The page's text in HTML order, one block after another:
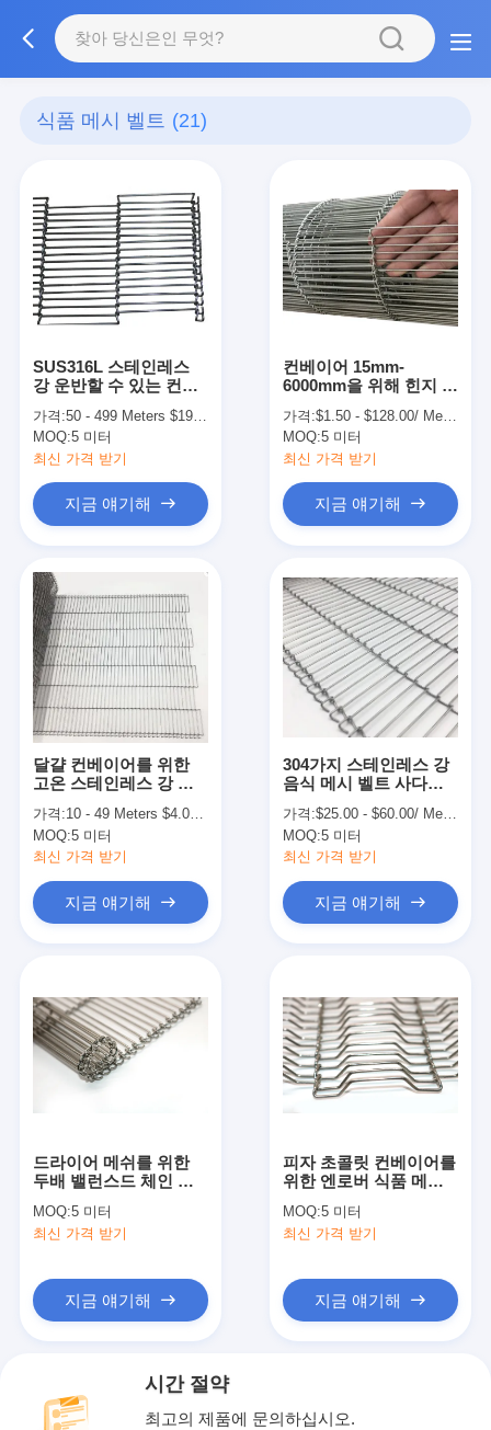
식품 메시 벨트 (21)
SUS316L 스테인레스
강 운반할 수 있는 컨베
가격:50 - 499 Meters $19.00， >=500 Meters $18.00
MOQ:5 미터
최신 가격 받기
지금 얘기해
컨베이어 15mm-
6000mm을 위해 힌지 강
르는 주형
가격:$1.50 - $128.00/ Meter|15 Meter/Meters(Min. Order)
MOQ:5 미터
최신 가격 받기
지금 얘기해
달걀 컨베이어를 위한
고온 스테인레스 강 엔
가격:10 - 49 Meters $4.00， 50 - 99 Meters $3.00， >=100 Meters $1.80
MOQ:5 미터
최신 가격 받기
지금 얘기해
304가지 스테인레스 강
음식 메시 벨트 사다리
가격:$25.00 - $60.00/ Meter|1 Meter/Meters(Min. Order)
MOQ:5 미터
최신 가격 받기
지금 얘기해
드라이어 메쉬를 위한
두배 밸런스드 체인 스
콘베어
MOQ:5 미터
최신 가격 받기
지금 얘기해
피자 초콜릿 컨베이어를
위한 엔로버 식품 메시
급하는 물질
MOQ:5 미터
최신 가격 받기
지금 얘기해
시간 절약
최고의 제품에 문의하십시오.